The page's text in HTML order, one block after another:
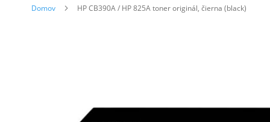
Domov HP CB390A / HP 825A toner originál, čierna (black)